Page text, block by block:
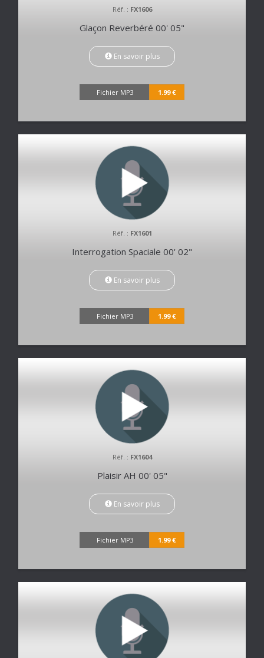
Réf. : FX1606
Glaçon Reverbéré 00' 05"
En savoir plus
Fichier MP3 1.99 €
Réf. : FX1601
Interrogation Spaciale 00' 02"
En savoir plus
Fichier MP3 1.99 €
Réf. : FX1604
Plaisir AH 00' 05"
En savoir plus
Fichier MP3 1.99 €